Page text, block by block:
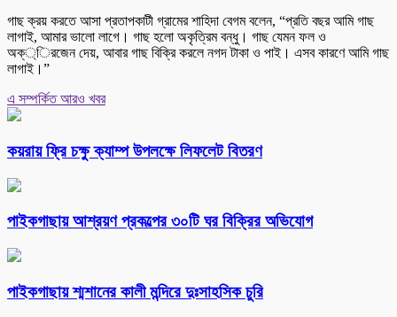
গাছ ক্রয় করতে আসা প্রতাপকাটী গ্রামের শাহিদা বেগম বলেন, “প্রতি বছর আমি গাছ
লাগাই, আমার ভালো লাগে। গাছ হলো অকৃত্রিম বন্ধু। গাছ যেমন ফল ও
অক্্িরজেন দেয়, আবার গাছ বিক্রি করলে নগদ টাকা ও পাই। এসব কারণে আমি গাছ
লাগাই।”
এ সম্পর্কিত আরও খবর
কয়রায় ফ্রি চক্ষু ক্যাম্প উপলক্ষে লিফলেট বিতরণ
পাইকগাছায় আশ্রয়ণ প্রকল্পের ৩০টি ঘর বিক্রির অভিযোগ
পাইকগাছায় শ্মশানের কালী মন্দিরে দুঃসাহসিক চুরি